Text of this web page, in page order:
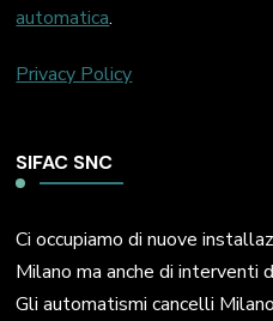
automatica.
Privacy Policy
SIFAC SNC
Ci occupiamo di nuove
Milano ma anche di interventi
Gli automatismi cancelli